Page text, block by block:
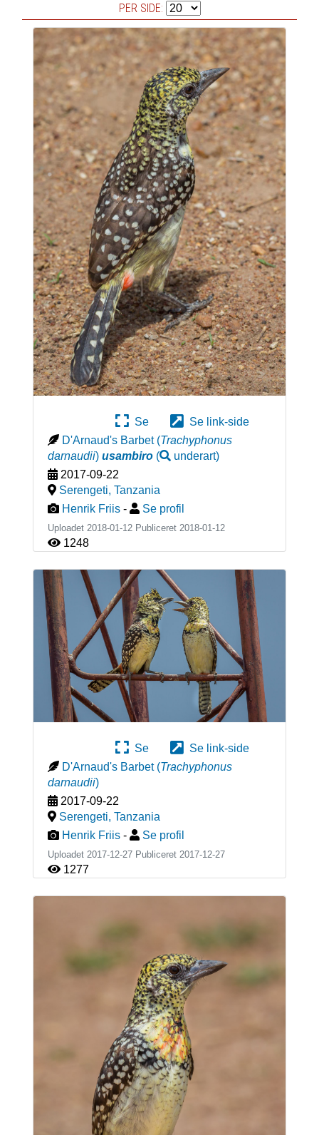
PER SIDE:
Se
Se link-side
D'Arnaud's Barbet (Trachyphonus
darnaudii) usambiro( underart)
2017-09-22
Serengeti, Tanzania
Henrik Friis - Se profil
Uploadet 2018-01-12 Publiceret 2018-01-12
1248
Se
Se link-side
D'Arnaud's Barbet (Trachyphonus
darnaudii)
2017-09-22
Serengeti, Tanzania
Henrik Friis - Se profil
Uploadet 2017-12-27 Publiceret 2017-12-27
1277